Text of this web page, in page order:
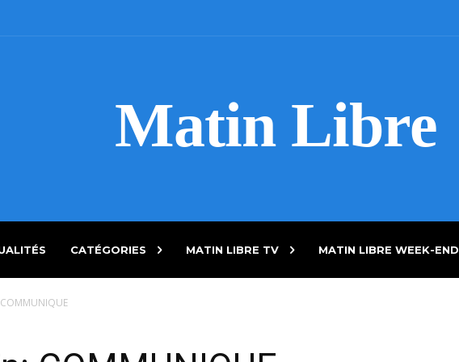
Matin Libre
CATÉGORIES MATIN LIBRE TV MATIN LIBRE WEEK-END